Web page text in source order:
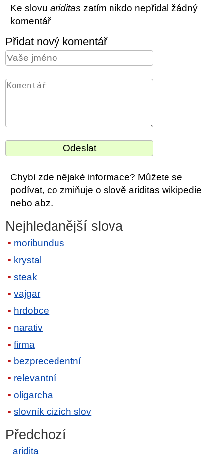
Ke slovuariditas zatím nikdo nepřidal žádný
komentář
Přidat nový komentář
Chybí zde nějaké informace? Můžete se
podívat, co zmiňuje o slově ariditas wikipedie
nebo abz.
Nejhledanější slova
moribundus
krystal
steak
vajgar
hrdobce
narativ
firma
bezprecedentní
relevantní
oligarcha
slovník cizích slov
Předchozí
aridita